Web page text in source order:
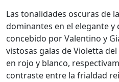
Las tonalidades oscuras de
dominantes en el elegante y
concebido por Valentino y
vistosas galas de Violetta
en rojo y blanco,
contraste entre la frialdad